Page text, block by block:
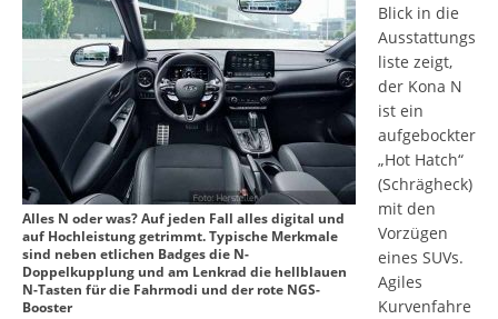
Alles N oder was? Auf jeden Fall alles digital und
auf Hochleistung getrimmt. Typische Merkmale
sind neben etlichen Badges die N-
Doppelkupplung und am Lenkrad die hellblauen
N-Tasten für die Fahrmodi und der rote NGS-
Booster
Blick in die
Ausstattungs
liste zeigt,
der Kona N
ist ein
aufgebockter
„Hot Hatch“
(Schrägheck)
mit den
Vorzügen
eines SUVs.
Agiles
Kurvenfahre